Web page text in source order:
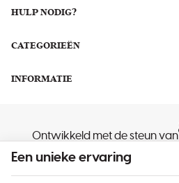
HULP NODIG?
CATEGORIEËN
INFORMATIE
Ontwikkeld met de steun van
Een unieke ervaring